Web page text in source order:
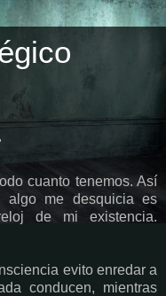
cuanto tenemos. Así
algo me desquicia es
de mi existencia.
evito enredar a
conducen, mientras